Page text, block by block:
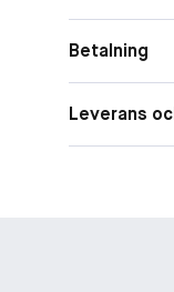
Betalning
Leverans